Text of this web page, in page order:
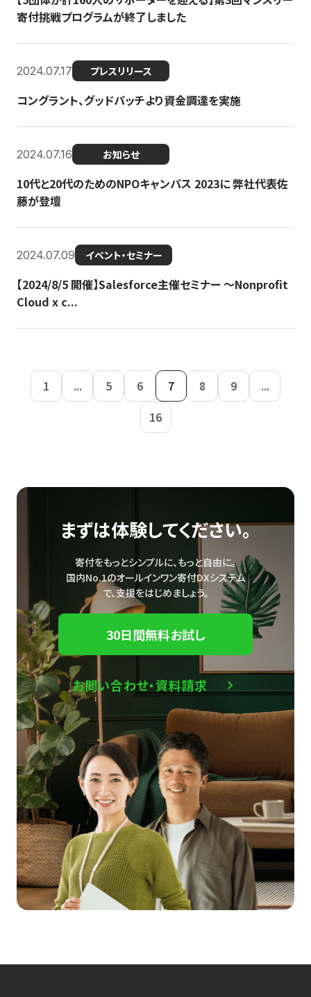
寄付挑戦プログラムが終了しました
2024.07.17 プレスリリース
コングラント、グッドパッチより資金調達を実施
2024.07.16 お知らせ
10代と20代のためのNPOキャンパス 2023に 弊社代表佐
藤が登壇
2024.07.09 イベント・セミナー
【2024/8/5 開催】Salesforce主催セミナー 〜Nonprofit
Cloud x c...
1 ... 5 6 7 8 9
...
16
まずは体験してください。
寄付をもっとシンプルに、もっと自由に。
国内No.1のオールインワン寄付DXシステム
で、支援をはじめましょう。
30日間無料お試し
お問い合わせ・資料請求